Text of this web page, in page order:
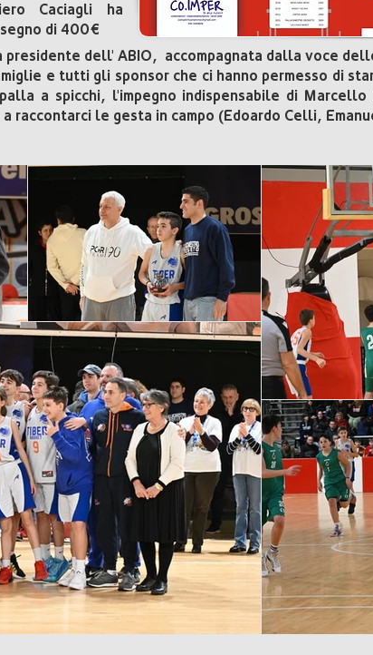
Caciagli ha
di 400€
presidente dell' ABIO, accompagnata dalla voce
e tutti gli sponsor che ci hanno permesso di
a spicchi, l'impegno indispensabile di
raccontarci le gesta in campo (Edoardo Celli,